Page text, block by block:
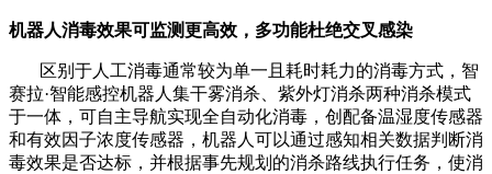
机器人消毒效果可监测更高效，多功能杜绝交叉感染
区别于人工消毒通常较为单一且耗时耗力的消毒方式，智
赛拉·智能感控机器人集干雾消杀、紫外灯消杀两种消杀模式
于一体，可自主导航实现全自动化消毒，创配备温湿度传感器
和有效因子浓度传感器，机器人可以通过感知相关数据判断消
毒效果是否达标，并根据事先规划的消杀路线执行任务，使消